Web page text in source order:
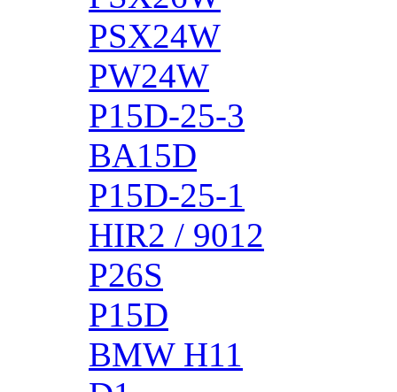
PSX24W
PW24W
P15D-25-3
BA15D
P15D-25-1
HIR2 / 9012
P26S
P15D
BMW H11